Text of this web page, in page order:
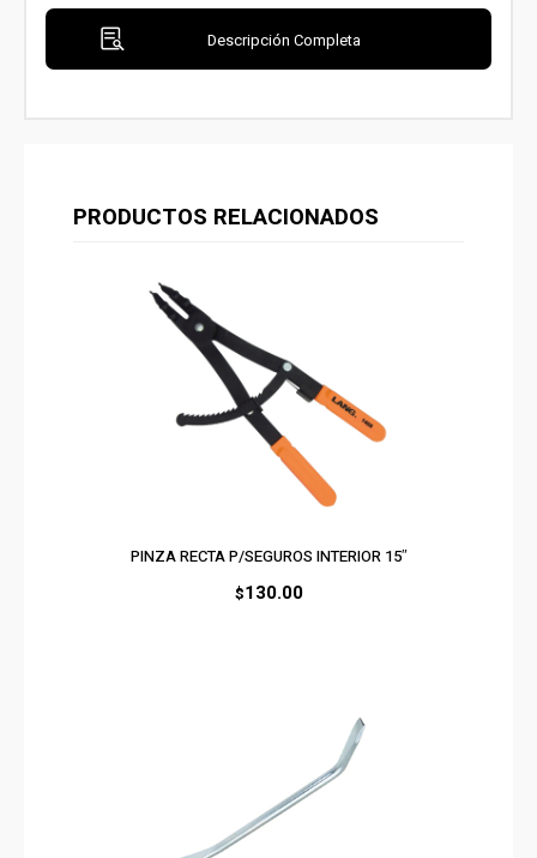
Descripción Completa
PRODUCTOS RELACIONADOS
PINZA RECTA P/SEGUROS INTERIOR 15″
$130.00